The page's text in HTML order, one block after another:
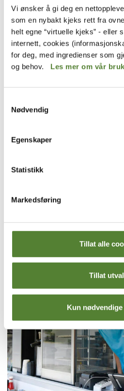
Vi ønsker å gi deg en
som en nybakt kjeks rett fra
helt egne “virtuelle kjeks” - eller
internett, cookies
for deg, med ingredienser som
og behov. Les mer om vår
Nødvendig
Egenskaper
Statistikk
Markedsføring
Tillat alle
Tillat
Kun
ATTRAKTIV JOBB
Det å være dyrepasser i en
og flott jobb, men det er
en slik jobb.
Når vi en sjelden gang lyser ut
Vi har for tiden ingen ledige
Hvert år har vi som regel noen
dyrepasser kan det være
Dyrisk hilsen fra